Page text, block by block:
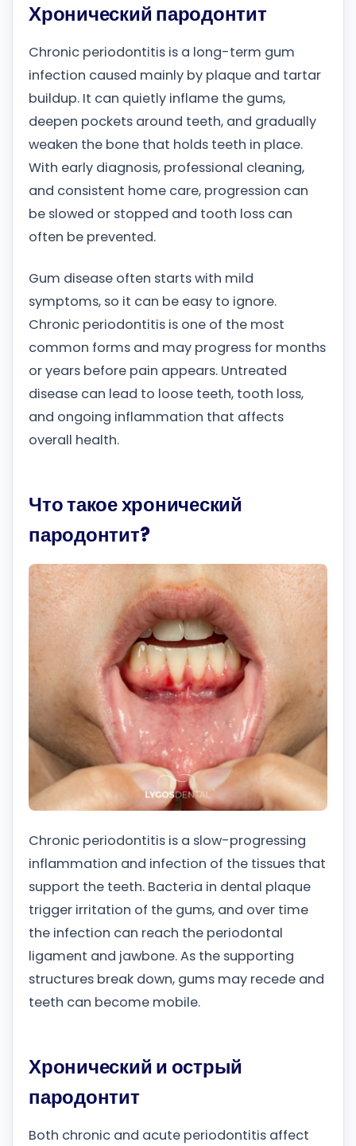
Хронический пародонтит
Chronic periodontitis is a long-term gum
infection caused mainly by plaque and tartar
buildup. It can quietly inflame the gums,
deepen pockets around teeth, and gradually
weaken the bone that holds teeth in place.
With early diagnosis, professional cleaning,
and consistent home care, progression can
be slowed or stopped and tooth loss can
often be prevented.
Gum disease often starts with mild
symptoms, so it can be easy to ignore.
Chronic periodontitis is one of the most
common forms and may progress for months
or years before pain appears. Untreated
disease can lead to loose teeth, tooth loss,
and ongoing inflammation that affects
overall health.
Что такое хронический
пародонтит?
Chronic periodontitis is a slow-progressing
inflammation and infection of the tissues that
support the teeth. Bacteria in dental plaque
trigger irritation of the gums, and over time
the infection can reach the periodontal
ligament and jawbone. As the supporting
structures break down, gums may recede and
teeth can become mobile.
Хронический и острый
пародонтит
Both chronic and acute periodontitis affect